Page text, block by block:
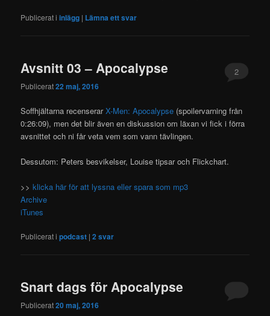
Publicerat i inlägg | Lämna ett svar
Avsnitt 03 – Apocalypse
Publicerat22 maj, 2016
2
Soffhjältarna recenserarX-Men: Apocalypse (spoilervarning från
0:26:09), men det blir även en diskussion om läxan vi fick i förra
avsnittet och ni får veta vem som vann tävlingen.
Dessutom: Peters besvikelser, Louise tipsar och Flickchart.
>>klicka här för att lyssna eller spara som mp3
Archive
iTunes
Publicerat i podcast |2 svar
Snart dags för Apocalypse
Publicerat20 maj, 2016